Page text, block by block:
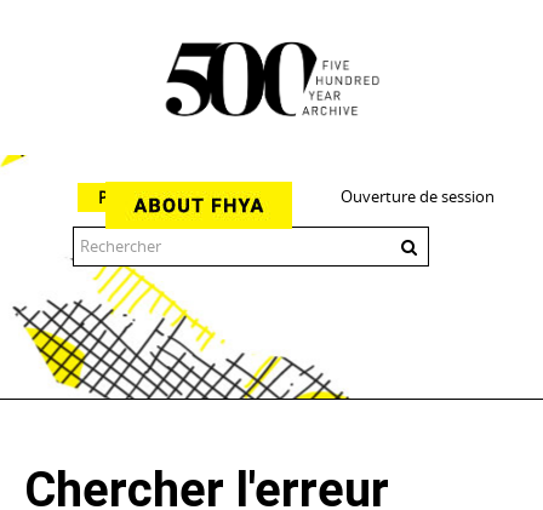
Ouverture de session
Parcourir
Chercher l'erreur